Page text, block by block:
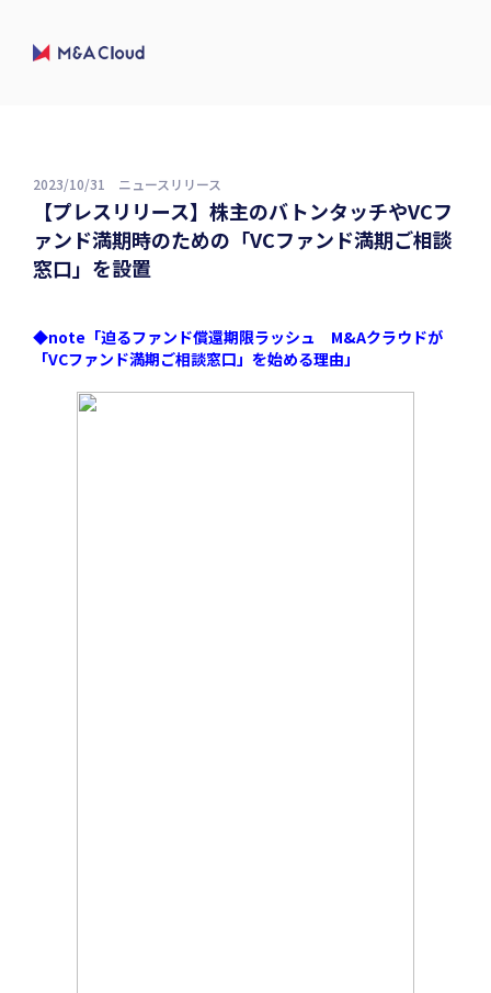
2023/10/31 ニュースリリース
【プレスリリース】株主のバトンタッチやVCフ
ァンド満期時のための「VCファンド満期ご相談
窓口」を設置
◆note「迫るファンド償還期限ラッシュ M&Aクラウドが
「VCファンド満期ご相談窓口」を始める理由」